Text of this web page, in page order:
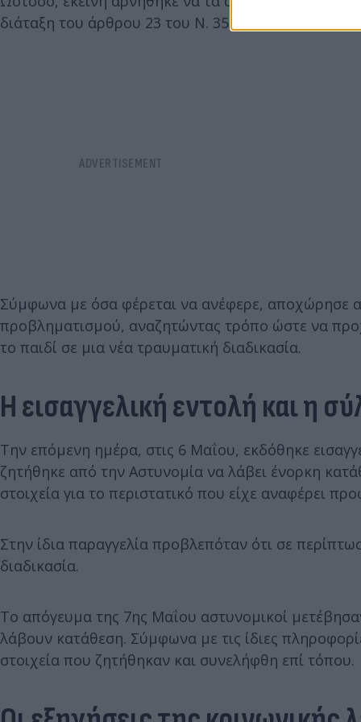
διάταξη του άρθρου 23 του Ν. 3500/2006, που
Σύμφωνα με όσα φέρεται να ανέφερε, αποχώρησε
προβληματισμού, αναζητώντας τρόπο ώστε να
το παιδί σε μια νέα τραυματική διαδικασία.
Η εισαγγελική εντολή και η
Την επόμενη ημέρα, στις 6 Μαΐου, εκδόθηκε
ζητήθηκε από την Αστυνομία να λάβει ένορκη
στοιχεία για το περιστατικό που είχε αναφέρει
Στην ίδια παραγγελία προβλεπόταν ότι σε
διαδικασία.
Το απόγευμα της 7ης Μαΐου αστυνομικοί
λάβουν κατάθεση. Σύμφωνα με τις ίδιες
στοιχεία που ζητήθηκαν και συνελήφθη επί τόπου.